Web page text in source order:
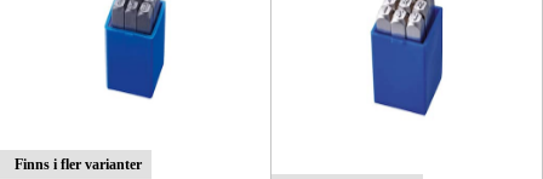
Kampanjer
Artiklar & Guider
Finns i fler varianter